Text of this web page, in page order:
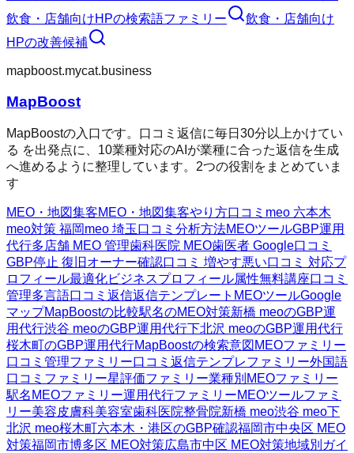
飲食・店舗向けHPの検索語ファミリー
飲食・店舗向け
HPの改善候補
mapboost.mycat.business
MapBoost
MapBoostの入口です。口コミ返信に毎日30分以上かけてい
る を出発点に、10業種対応のAIが業種に合った返信を生成
へ進めるように整理しています。2つの役割をまとめていま
す
MEO・地図集客MEO・地図集客やり方口コミ meo 六本木
meo対策 福岡meo 埼玉口コミ分析方法MEOツールGBP運用
代行多店舗 MEO 管理歯科医院 MEO歯医者 Google口コミ
GBP停止 復旧 オーナー確認口コミ 増やす悪い口コミ 対応プ
ロフィール最適化ビジネスプロフィール属性無料講座口コミ
管理多言語口コミ返信返信テンプレート MEOツールGoogle
マップMapBoostの比較駅名のMEO対策新橋 meoのGBP運
用代行渋谷 meoのGBP運用代行下北沢 meoのGBP運用代行
桜木町のGBP運用代行MapBoostの検索意図 MEOファミリー
口コミ管理ファミリー口コミ返信テンプレファミリー外国語
口コミファミリー星評価ファミリー業種別MEOファミリー
駅名MEOファミリー運用代行ファミリーMEOツールファミ
リー美容皮膚科美容室歯科医院整骨院新橋 meo渋谷 meo下
北沢 meo桜木町六本木・港区のGBP確認福岡市中央区 MEO
対策福岡市博多区 MEO対策広島市中区 MEO対策地域別ガイ